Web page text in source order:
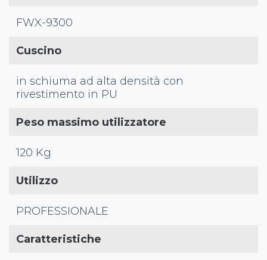
FWX-9300
Cuscino
in schiuma ad alta densità con
rivestimento in PU
Peso massimo utilizzatore
120 Kg
Utilizzo
PROFESSIONALE
Caratteristiche